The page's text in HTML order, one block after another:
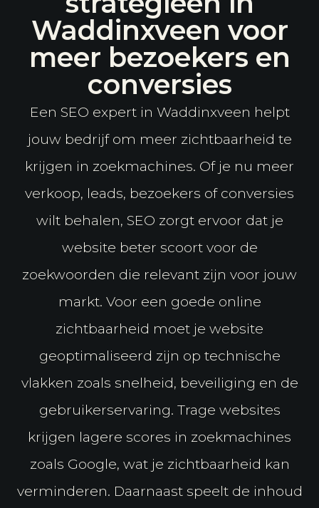
Waddinxveen voor
meer bezoekers en
conversies
Een SEO expert in Waddinxveen helpt
jouw bedrijf om meer zichtbaarheid te
krijgen in zoekmachines. Of je nu meer
verkoop, leads, bezoekers of conversies
wilt behalen, SEO zorgt ervoor dat je
website beter scoort voor de
zoekwoorden die relevant zijn voor jouw
markt. Voor een goede online
zichtbaarheid moet je website
geoptimaliseerd zijn op technische
vlakken zoals snelheid, beveiliging en de
gebruikerservaring. Trage websites
krijgen lagere scores in zoekmachines
zoals Google, wat je zichtbaarheid kan
verminderen. Daarnaast speelt de inhoud